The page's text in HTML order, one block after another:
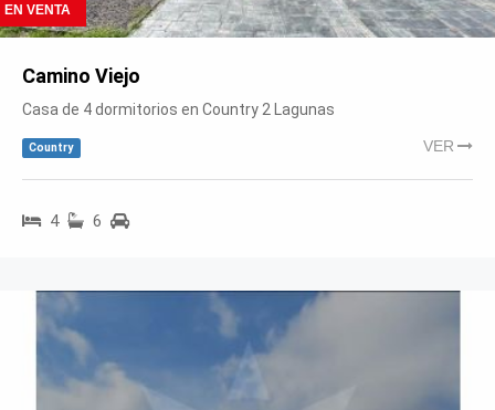
EN VENTA
Camino Viejo
Casa de 4 dormitorios en Country 2 Lagunas
Country VER
4 6